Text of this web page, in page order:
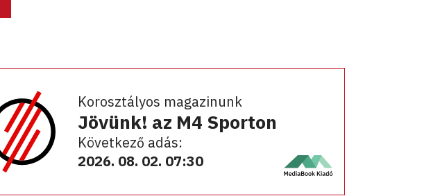
Korosztályos magazinunk
Jövünk! az M4 Sporton
Következő adás:
2026. 08. 02. 07:30